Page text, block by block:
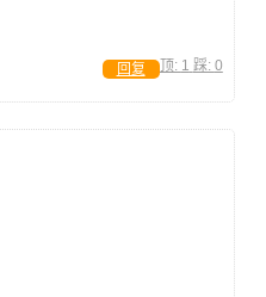
顶: 1 踩: 0
回复